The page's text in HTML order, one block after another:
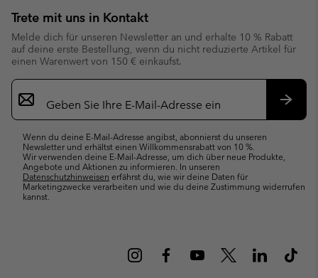
Trete mit uns in Kontakt
Melde dich für unseren Newsletter an und erhalte 10 % Rabatt
auf deine erste Bestellung, wenn du nicht reduzierte Artikel für
einen Warenwert von 150 € einkaufst.
Newsletter-
Anmeldung
Wenn du deine E-Mail-Adresse angibst, abonnierst du unseren
Newsletter und erhältst einen Willkommensrabatt von 10 %.
Wir verwenden deine E-Mail-Adresse, um dich über neue Produkte,
Angebote und Aktionen zu informieren. In unseren
Datenschutzhinweisen erfährst du, wie wir deine Daten für
Marketingzwecke verarbeiten und wie du deine Zustimmung widerrufen
kannst.